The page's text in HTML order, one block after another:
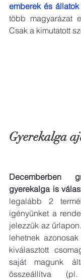
emberek és
több magyarázat
Csak a kimutatott
Gyerekalga
Decemberben
gyerekalga is
legalább 2
igényünket a
jelezzük az
lehetnek
kiválasztott
saját magunk
összeállítva (pl.